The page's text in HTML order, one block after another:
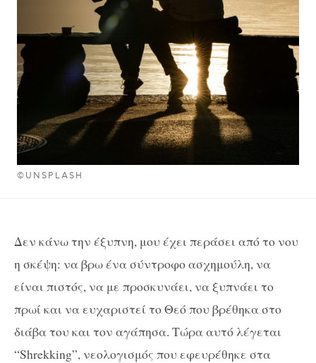
©UNSPLASH
Δεν κάνω την έξυπνη, μου έχει περάσει από το νου
η σκέψη: να βρω ένα σύντροφο ασχημούλη, να
είναι πιστός, να με προσκυνάει, να ξυπνάει το
πρωί και να ευχαριστεί το Θεό που βρέθηκα στο
διάβα του και τον αγάπησα. Τώρα αυτό λέγεται
“Shrekking”, νεολογισμός που εφευρέθηκε στα